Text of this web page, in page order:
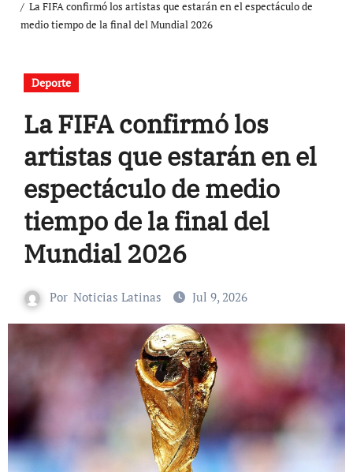
La FIFA confirmó los artistas que estarán en el espectáculo de
medio tiempo de la final del Mundial 2026
Deporte
La FIFA confirmó los
artistas que estarán en el
espectáculo de medio
tiempo de la final del
Mundial 2026
Por Noticias Latinas Jul 9, 2026